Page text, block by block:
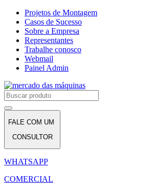
Projetos de Montagem
Casos de Sucesso
Sobre a Empresa
Representantes
Trabalhe conosco
Webmail
Painel Admin
FALE COM UM
CONSULTOR
WHATSAPP
COMERCIAL